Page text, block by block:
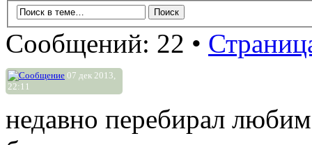
Сообщений: 22 •
07 дек 2013,
22:11
недавно перебирал